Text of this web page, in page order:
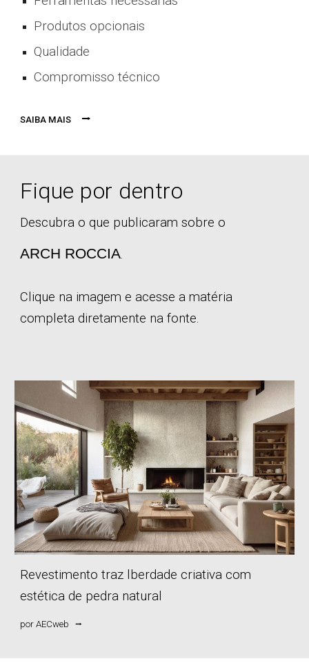
Produtos opcionais
Qualidade
Compromisso técnico
SAIBA MAIS ⭢
Fique por dentro
Descubra o que publicaram sobre o
ARCH ROCCIA.
Clique na imagem e acesse a matéria
completa diretamente na fonte.
Revestimentotraz lberdade criativa com
estética de pedra natural
porAECweb ⭢